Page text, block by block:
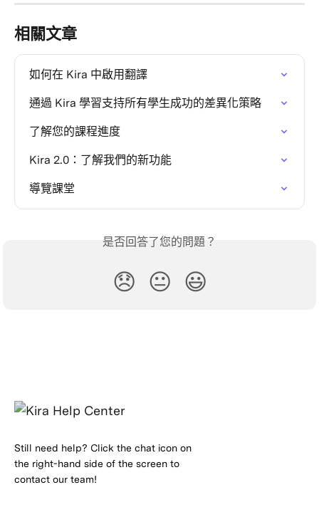
相關文章
如何在 Kira 中啟用翻譯
通過 Kira 學習支持所有學生成功的差異化策略
了解您的課程進度
Kira 2.0：了解我們的新功能
導覽課堂
是否回答了您的問題？
😞 😐 😃
Still need help? Click the chat icon on
the right-hand side of the screen to
contact our team!